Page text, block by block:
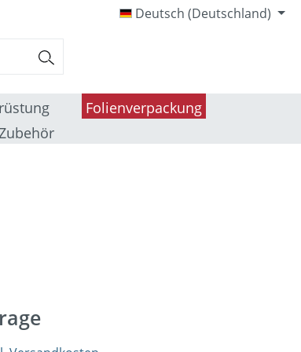
Deutsch (Deutschland)
Folienverpackung